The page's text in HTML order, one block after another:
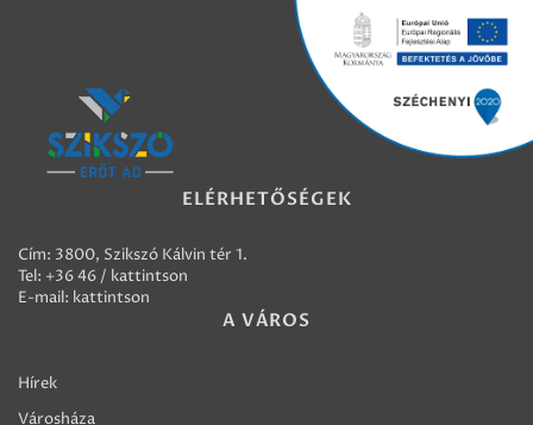
ELÉRHETŐSÉGEK
Cím: 3800, Szikszó Kálvin tér 1.
Tel: +36 46 / kattintson
E-mail: kattintson
A VÁROS
Hírek
Városháza